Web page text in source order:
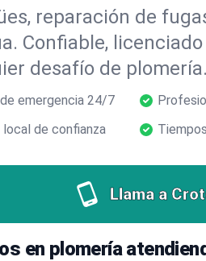
reparación de
Confiable,
desafío de plomería.
emergencia 24/7
local de confianza
Llama a
en plomería